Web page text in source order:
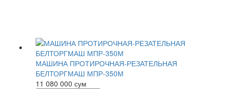
МАШИНА ПРОТИРОЧНАЯ-РЕЗАТЕЛЬНАЯ
БЕЛТОРГМАШ МПР-350М
11 080 000 сум